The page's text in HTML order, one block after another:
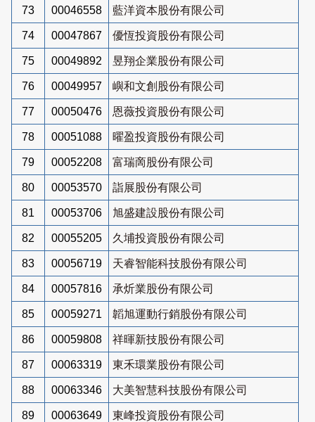
73 00046558 藍洋資本股份有限公司
74 00047867 優恆投資股份有限公司
75 00049892 昱翔企業股份有限公司
76 00049957 嶼和文創股份有限公司
77 00050476 恩薇投資股份有限公司
78 00051088 曜盈投資股份有限公司
79 00052208 富瑞啇股份有限公司
80 00053570 詣展股份有限公司
81 00053706 旭盛建設股份有限公司
82 00055205 久埔投資股份有限公司
83 00056719 天睿智能科技股份有限公司
84 00057816 承炘業股份有限公司
85 00059271 韜旭運動行銷股份有限公司
86 00059808 祥暉新技股份有限公司
87 00063319 東禾環業股份有限公司
88 00063346 大美智慧科技股份有限公司
89 00063649 東峰投資股份有限公司